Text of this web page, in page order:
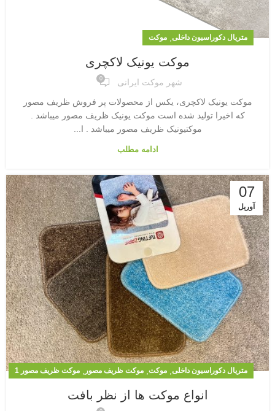
متریال دکوراسیون داخلی موکت
موکت یونیک لاکچری
شهر موکت ایرانی 0
موکت یونیک لاکچری، یکس از محصولات پر فروش ظریف مصور
که اخیرا تولید شده است موکت یونیک ظریف مصور میباشد .
موکتیونیک ظریف مصور میباشد . ا...
ادامه مطلب
07
آوریل
متریال دکوراسیون داخلی موکت موکت ظریف مصور موکت ظریف مصور 1
انواع موکت ها از نظر بافت